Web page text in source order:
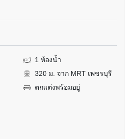
1 ห้องน้ำ
320 ม. จาก MRT เพชรบุรี
ตกแต่งพร้อมอยู่